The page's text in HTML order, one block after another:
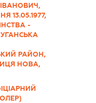
13.05.1977,
-
РАЙОН,
НОВА,